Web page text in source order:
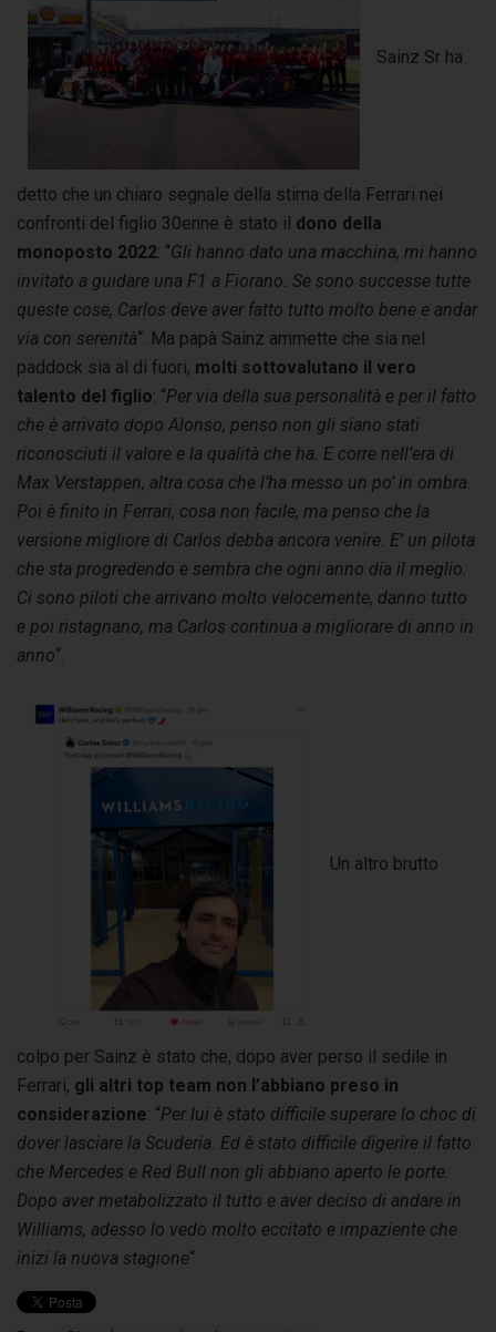
Sainz Sr ha
detto che un chiaro segnale della stima della Ferrari nei
confronti del figlio 30enne è stato il dono della
monoposto 2022: “Gli hanno dato una macchina, mi hanno
invitato a guidare una F1 a Fiorano. Se sono successe tutte
queste cose, Carlos deve aver fatto tutto molto bene e andar
via con serenità“. Ma papà Sainz ammette che sia nel
paddock sia al di fuori, molti sottovalutano il vero
talento del figlio: “Per via della sua personalità e per il fatto
che è arrivato dopo Alonso, penso non gli siano stati
riconosciuti il valore e la qualità che ha. E corre nell’era di
Max Verstappen, altra cosa che l’ha messo un po’ in ombra.
Poi è finito in Ferrari, cosa non facile, ma penso che la
versione migliore di Carlos debba ancora venire. E’ un pilota
che sta progredendo e sembra che ogni anno dia il meglio.
Ci sono piloti che arrivano molto velocemente, danno tutto
e poi ristagnano, ma Carlos continua a migliorare di anno in
anno“.
Un altro brutto
colpo per Sainz è stato che, dopo aver perso il sedile in
Ferrari, gli altri top team non l’abbiano preso in
considerazione: “Per lui è stato difficile superare lo choc di
dover lasciare la Scuderia. Ed è stato difficile digerire il fatto
che Mercedes e Red Bull non gli abbiano aperto le porte.
Dopo aver metabolizzato il tutto e aver deciso di andare in
Williams, adesso lo vedo molto eccitato e impaziente che
inizi la nuova stagione“